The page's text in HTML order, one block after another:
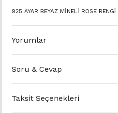
925 AYAR BEYAZ MİNELİ ROSE RENGİ
Yorumlar
Soru & Cevap
Taksit Seçenekleri